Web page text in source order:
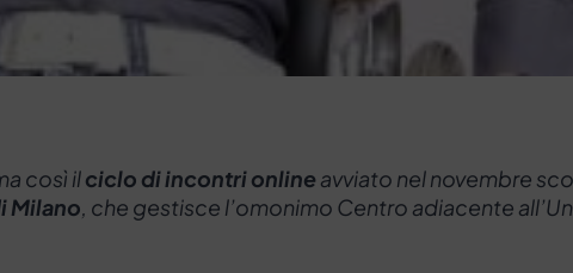
così ilciclo di incontri online avviato nel novembre
Milano, che gestisce l’omonimo Centro adiacente